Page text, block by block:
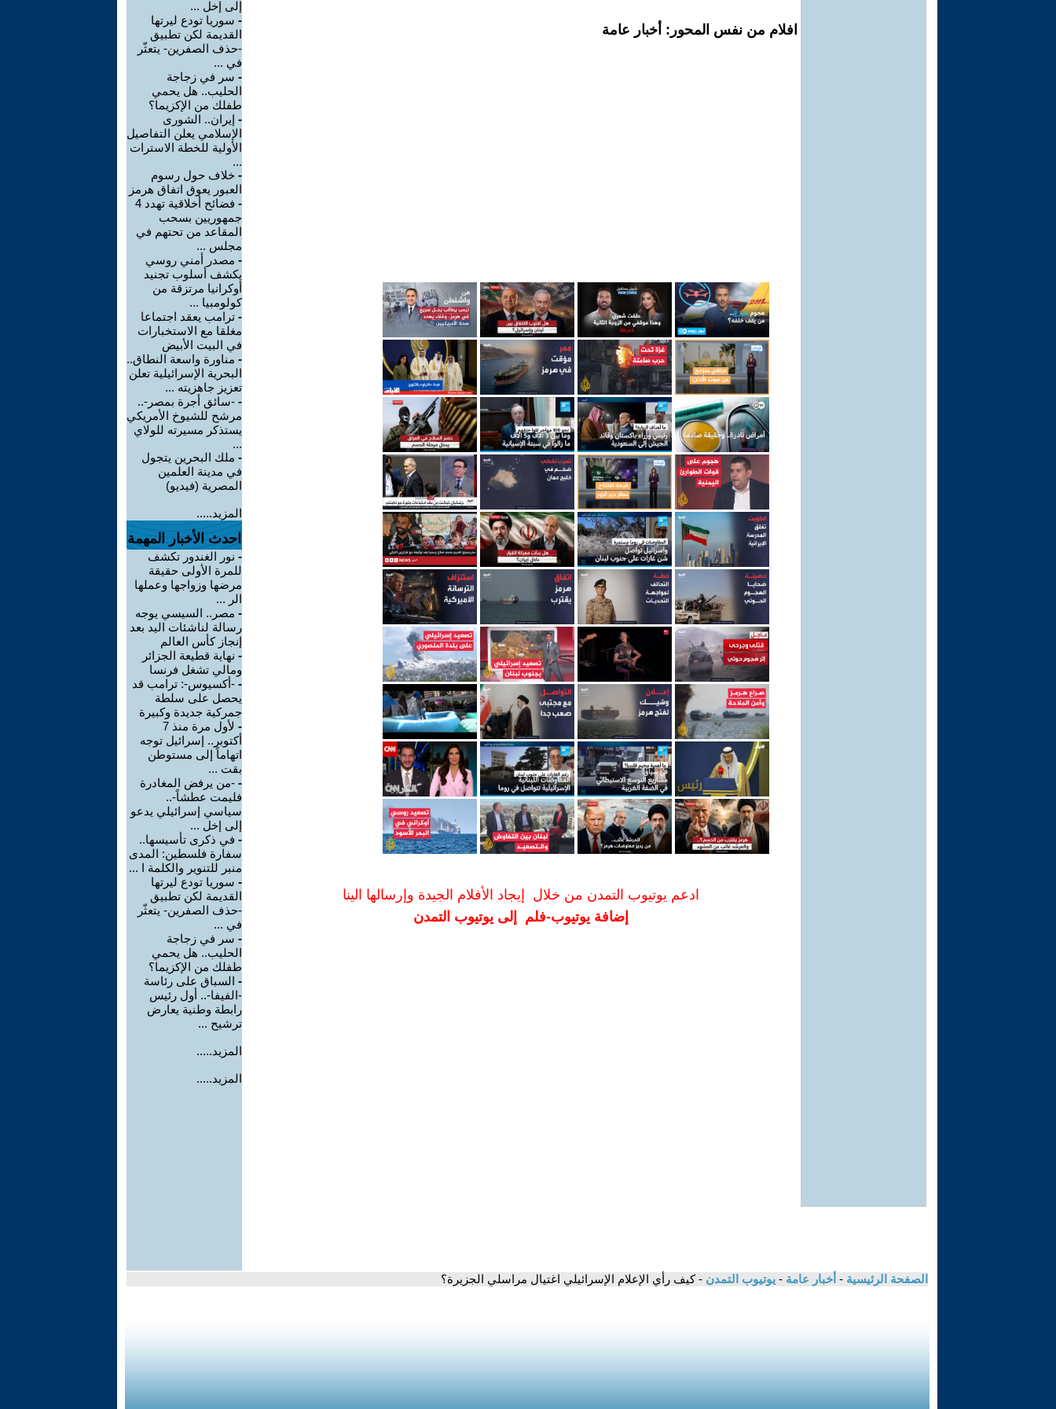
افلام من نفس المحور: أخبار عامة
ادعم يوتيوب التمدن من خلال إيجاد الأفلام الجيدة وإرسالها الينا
إضافة يوتيوب-فلم إلى يوتيوب التمدن
إلى إخل ...
- سوريا تودع ليرتها
القديمة لكن تطبيق
-حذف الصفرين- يتعثّر
في ...
- سر في زجاجة
الحليب.. هل يحمي
طفلك من الإكزيما؟
- إيران.. الشورى
الإسلامي يعلن التفاصيل
الأولية للخطة الاسترات
...
- خلاف حول رسوم
العبور يعوق اتفاق هرمز
-
فضائح أخلاقية تهدد 4
جمهوريين بسحب
المقاعد من تحتهم في
مجلس ...
- مصدر أمني روسي
يكشف أسلوب تجنيد
أوكرانيا مرتزقة من
كولومبيا ...
- ترامب يعقد اجتماعا
مغلقا مع الاستخبارات
في البيت الأبيض
- مناورة واسعة النطاق..
البحرية الإسرائيلية تعلن
تعزيز جاهزيته ...
- -سائق أجرة بمصر-..
مرشح للشيوخ الأمريكي
يستذكر مسيرته للولاي
...
- ملك البحرين يتجول
في مدينة العلمين
المصرية (فيديو)
المزيد.....
احدث الأخبار المهمة
- نور الغندور تكشف
للمرة الأولى حقيقة
مرضها وزواجها وعملها
الر ...
- مصر.. السيسي يوجه
رسالة لناشئات اليد بعد
إنجاز كأس العالم
- نهاية قطيعة الجزائر
ومالي تشغل فرنسا
- -أكسيوس-: ترامب قد
يحصل على سلطة
جمركية جديدة وكبيرة
-
لأول مرة منذ 7
أكتوبر.. إسرائيل توجه
اتهاماً إلى مستوطن
بقت ...
- -من يرفض المغادرة
فليمت عطشاً-..
سياسي إسرائيلي يدعو
إلى إخل ...
- في ذكرى تأسيسها..
سفارة فلسطين: المدى
منبر للتنوير والكلمة ا ...
- سوريا تودع ليرتها
القديمة لكن تطبيق
-حذف الصفرين- يتعثّر
في ...
- سر في زجاجة
الحليب.. هل يحمي
طفلك من الإكزيما؟
- السباق على رئاسة
-الفيفا-.. أول رئيس
رابطة وطنية يعارض
ترشيح ...
المزيد.....
المزيد.....
الصفحة الرئيسية - أخبار عامة - يوتيوب التمدن - كيف رأي الإعلام الإسرائيلي اغتيال مراسلي الجزيرة؟